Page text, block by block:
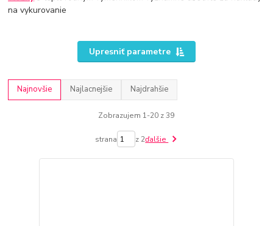
na vykurovanie
Upresniť parametre
Najnovšie Najlacnejšie Najdrahšie
Zobrazujem 1-20 z 39
strana z 2ďalšie